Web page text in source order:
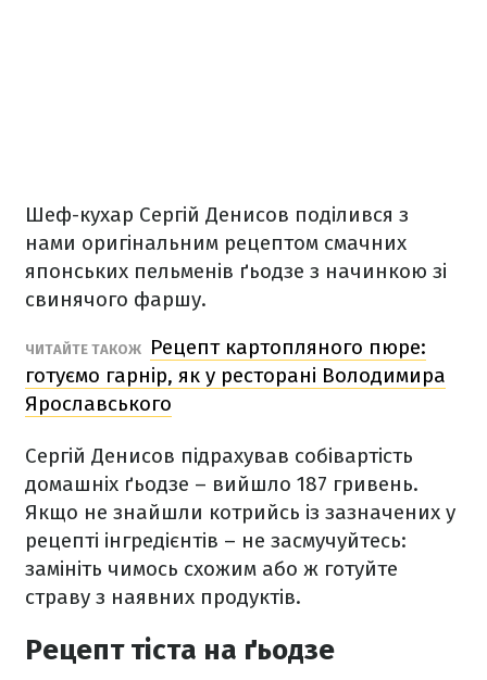
Шеф-кухар Сергій Денисов поділився з
нами оригінальним рецептом смачних
японських пельменів ґьодзе з начинкою зі
свинячого фаршу.
ЧИТАЙТЕ ТАКОЖ
Рецепт картопляного пюре:
готуємо гарнір, як у ресторані Володимира
Ярославського
Сергій Денисов підрахував собівартість
домашніх ґьодзе – вийшло 187 гривень.
Якщо не знайшли котрийсь із зазначених у
рецепті інгредієнтів – не засмучуйтесь:
замініть чимось схожим або ж готуйте
страву з наявних продуктів.
Рецепт тіста на ґьодзе